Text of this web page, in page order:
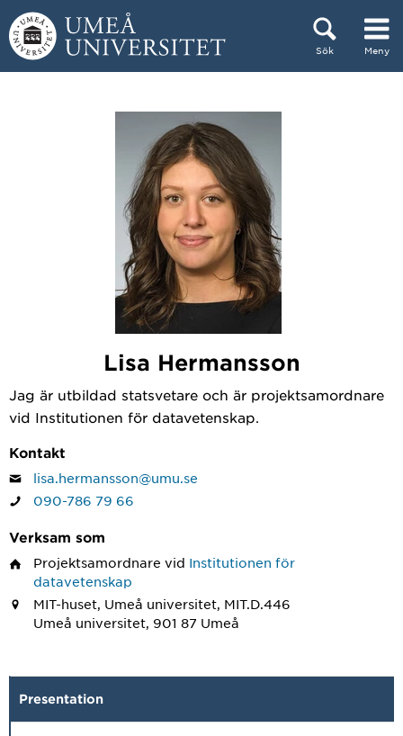
Hoppa direkt till innehållet
Sök Meny
Lisa Hermansson
Jag är utbildad statsvetare och är projektsamordnare
vid Institutionen för datavetenskap.
Kontakt
lisa.hermansson@umu.se
090-786 79 66
Verksam som
Projektsamordnare vid Institutionen för
datavetenskap
MIT-huset, Umeå universitet, MIT.D.446
Umeå universitet, 901 87 Umeå
Presentation